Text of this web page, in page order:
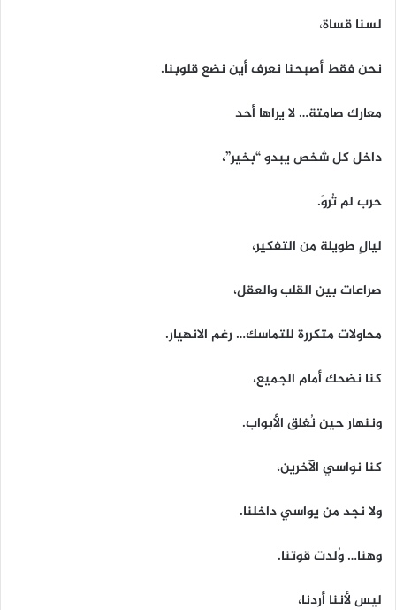
لسنا قساة،
نحن فقط أصبحنا نعرف أين نضع قلوبنا.
معارك صامتة… لا يراها أحد
داخل كل شخص يبدو “بخير”،
حرب لم تُروَ.
ليالٍ طويلة من التفكير،
صراعات بين القلب والعقل،
محاولات متكررة للتماسك… رغم الانهيار.
كنا نضحك أمام الجميع،
وننهار حين نُغلق الأبواب.
كنا نواسي الآخرين،
ولا نجد من يواسي داخلنا.
وهنا… وُلدت قوتنا.
ليس لأننا أردنا،